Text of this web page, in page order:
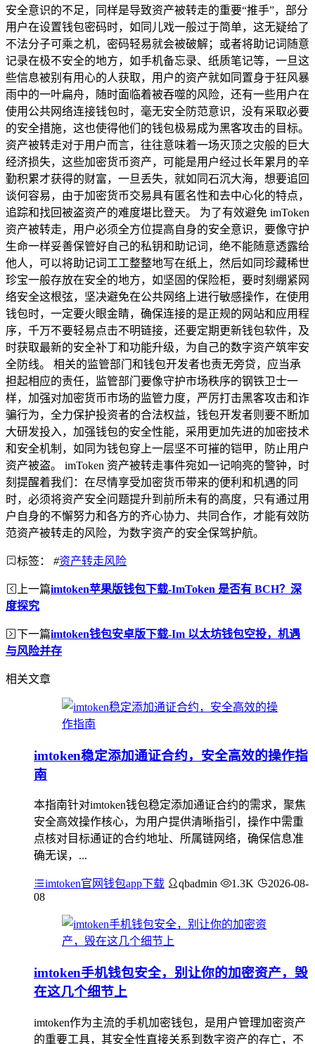
安全意识的不足，同样是导致资产被转走的重要“推手”，部分
用户在设置钱包密码时，如同儿戏一般过于简单，这无疑给了
不法分子可乘之机，密码轻易就会被破解；或者将助记词随意
记录在极不安全的地方，如手机备忘录、纸质笔记等，一旦这
些信息被别有用心的人获取，用户的资产就如同置身于狂风暴
雨中的一叶扁舟，随时面临着被吞噬的风险，还有一些用户在
使用公共网络连接钱包时，毫无安全防范意识，没有采取必要
的安全措施，这也使得他们的钱包极易成为黑客攻击的目标。
资产被转走对于用户而言，往往意味着一场灭顶之灾般的巨大
经济损失，这些加密货币资产，可能是用户经过长年累月的辛
勤积累才获得的财富，一旦丢失，就如同石沉大海，想要追回
谈何容易，由于加密货币交易具有匿名性和去中心化的特点，
追踪和找回被盗资产的难度堪比登天。 为了有效避免 imToken
资产被转走，用户必须全方位提高自身的安全意识，要像守护
生命一样妥善保管好自己的私钥和助记词，绝不能随意透露给
他人，可以将助记词工工整整地写在纸上，然后如同珍藏稀世
珍宝一般存放在安全的地方，如坚固的保险柜，要时刻绷紧网
络安全这根弦，坚决避免在公共网络上进行敏感操作，在使用
钱包时，一定要火眼金睛，确保连接的是正规的网站和应用程
序，千万不要轻易点击不明链接，还要定期更新钱包软件，及
时获取最新的安全补丁和功能升级，为自己的数字资产筑牢安
全防线。 相关的监管部门和钱包开发者也责无旁贷，应当承
担起相应的责任，监管部门要像守护市场秩序的钢铁卫士一
样，加强对加密货币市场的监管力度，严厉打击黑客攻击和诈
骗行为，全力保护投资者的合法权益，钱包开发者则要不断加
大研发投入，加强钱包的安全性能，采用更加先进的加密技术
和安全机制，如同为钱包穿上一层坚不可摧的铠甲，防止用户
资产被盗。 imToken 资产被转走事件宛如一记响亮的警钟，时
刻提醒着我们：在尽情享受加密货币带来的便利和机遇的同
时，必须将资产安全问题提升到前所未有的高度，只有通过用
户自身的不懈努力和各方的齐心协力、共同合作，才能有效防
范资产被转走的风险，为数字资产的安全保驾护航。
标签： #资产转走风险
上一篇imtoken苹果版钱包下载-ImToken 是否有 BCH？深
度探究
下一篇imtoken钱包安卓版下载-Im 以太坊钱包空投，机遇
与风险并存
相关文章
imtoken稳定添加通证合约，安全高效的操作指
南
本指南针对imtoken钱包稳定添加通证合约的需求，聚焦
安全高效操作核心，为用户提供清晰指引，操作中需重
点核对目标通证的合约地址、所属链网络，确保信息准
确无误，...
imtoken官网钱包app下载 qbadmin 1.3K
2026-08-
08
imtoken手机钱包安全，别让你的加密资产，毁
在这几个细节上
imtoken作为主流的手机加密钱包，是用户管理加密资产
的重要工具，其安全性直接关系到数字资产的存亡，不